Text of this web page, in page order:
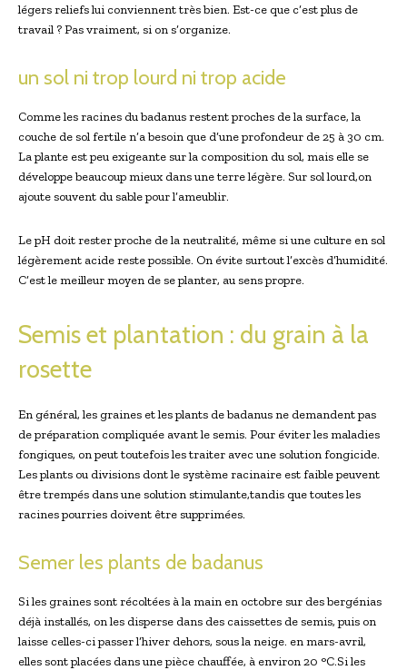
légers reliefs‌ lui conviennent très bien. Est-ce que c’est plus⁢ de
travail ? Pas ⁣vraiment, si on s’organize.
un sol ​ni trop lourd ni trop acide
Comme les racines du badanus restent proches de la⁢ surface, la
couche de sol fertile n’a besoin que ⁤d’une profondeur de⁤ 25 à ⁤30 cm.
La plante ‌est peu exigeante sur la composition du sol, mais elle se
développe beaucoup mieux dans une terre légère. ⁤Sur sol lourd,on
ajoute souvent​ du⁣ sable pour l’ameublir.
Le pH​ doit rester proche de la neutralité, même si une culture en sol
légèrement acide reste possible. On ​évite surtout l’excès d’humidité.
C’est le‌ meilleur moyen ⁢de se planter, au ‌sens propre.
Semis et plantation : du grain à la
rosette
En ⁣général, ⁣les graines et​ les plants ⁢de badanus ne demandent‌ pas
de préparation compliquée avant le semis. Pour éviter les maladies
fongiques, on ‍peut toutefois les traiter avec une solution fongicide.
Les⁤ plants‍ ou divisions dont le système racinaire est faible peuvent
être trempés dans une solution stimulante,tandis que toutes les
racines pourries doivent être supprimées.
Semer les plants de badanus
Si les graines sont récoltées à la⁢ main en octobre sur des bergénias
⁤déjà installés, on les disperse dans des caissettes⁣ de ⁣semis, puis on
laisse celles-ci passer ⁢l’hiver dehors, sous la neige. en mars-avril,
elles sont placées dans une pièce chauffée,⁤ à environ 20 °C.Si les